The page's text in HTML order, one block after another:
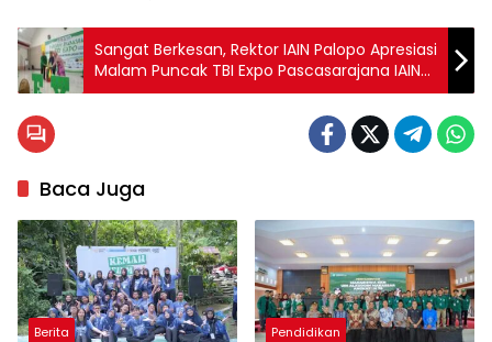
Sangat Berkesan, Rektor IAIN Palopo Apresiasi
Malam Puncak TBI Expo Pascasarajana IAIN
Palopo
Baca Juga
Berita Pendidikan